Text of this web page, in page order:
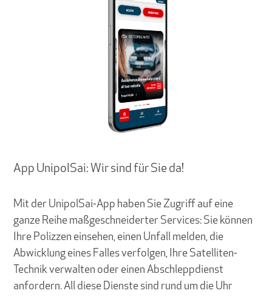
App UnipolSai: Wir sind für Sie da!
Mit der UnipolSai-App haben Sie Zugriff auf eine
ganze Reihe maßgeschneiderter Services: Sie können
Ihre Polizzen einsehen, einen Unfall melden, die
Abwicklung eines Falles verfolgen, Ihre Satelliten-
Technik verwalten oder einen Abschleppdienst
anfordern. All diese Dienste sind rund um die Uhr